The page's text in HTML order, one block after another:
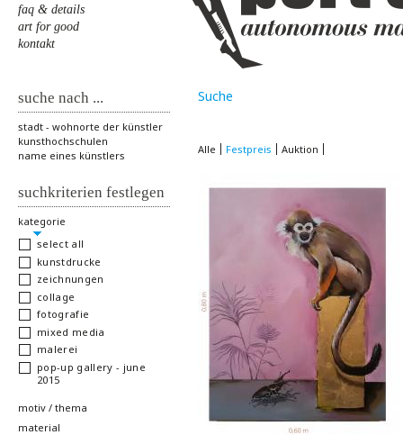
faq & details
art for good
kontakt
Suche
Alle Festpreis Auktion
suche nach ...
stadt - wohnorte der künstler
kunsthochschulen
name eines künstlers
suchkriterien festlegen
hide
kategorie
select all
kunstdrucke
zeichnungen
collage
fotografie
mixed media
malerei
pop-up gallery - june
2015
show
motiv / thema
show
material